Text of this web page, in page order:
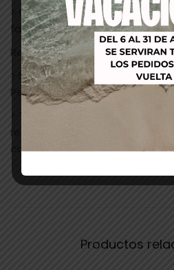
> Cristales líquidos:
facilitan su fijación en el
Recomendación de uso:
> Mezclar: 1+1 1/2. 50 ml de
Peroxide. puede ser de
> Tiempo de exposición: 30
resistentes sin calor, con calor
cabellos resistentes.
Productos